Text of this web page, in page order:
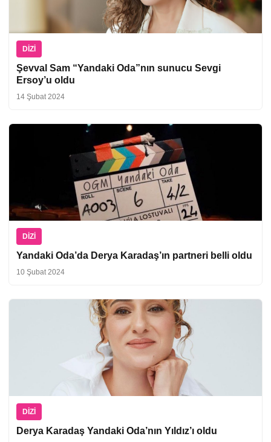
DIZI
Şevval Sam “Yandaki Oda”nın sunucu Sevgi
Ersoy’u oldu
14 Şubat 2024
DIZI
Yandaki Oda’da Derya Karadaş’ın partneri belli oldu
10 Şubat 2024
DIZI
Derya Karadaş Yandaki Oda’nın Yıldız’ı oldu